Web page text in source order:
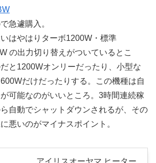
急遽購入。
はやはりターボ1200W・標準
の出力切り替えがついているとこ
と1200Wオンリーだったり、小型な
だけだったりする。この機種は自
可能なのがいいところ。3時間連続稼
自動でシャットダウンされるが、その
悪いのがマイナスポイント。
アイリスオーヤマ ヒーター